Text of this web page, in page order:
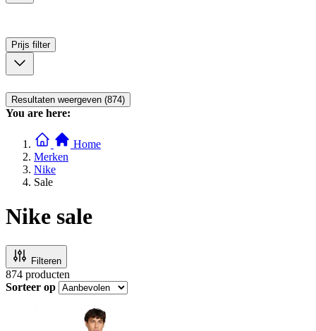
Prijs filter
Resultaten weergeven (874)
You are here:
Home
Merken
Nike
Sale
Nike sale
Filteren
874 producten
Sorteer op